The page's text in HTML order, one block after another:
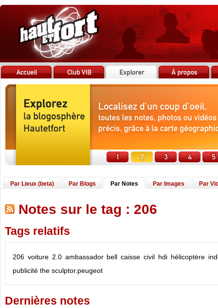
Par Lieux (beta) Par Blogs Par Notes Par Images Par
Notes sur le tag : 206
Tags relatifs
206 voiture 2.0 ambassador bell caisse civil hdi hélicoptère
publicité the sculptor.peugeot
Dernières notes